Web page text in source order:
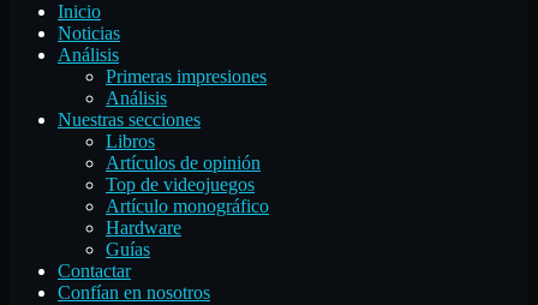
Inicio
Noticias
Análisis
Primeras impresiones
Análisis
Nuestras secciones
Libros
Artículos de opinión
Top de videojuegos
Artículo monográfico
Hardware
Guías
Contactar
Confían en nosotros